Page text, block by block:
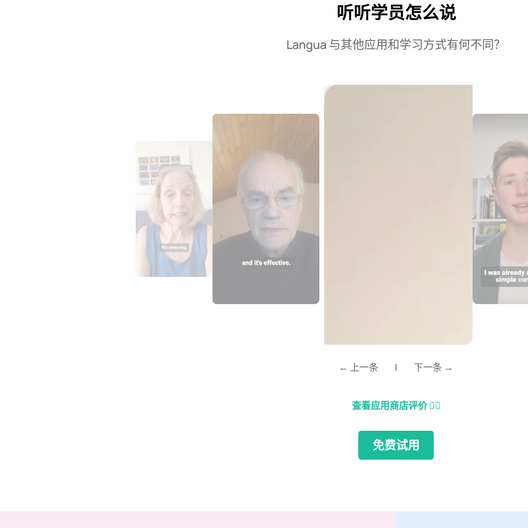
听听学员怎么说
Langua 与其他应用和学习方式有何不同？
← 上一条 | 下一条 →
查看应用商店评价👈🏼
免费试用